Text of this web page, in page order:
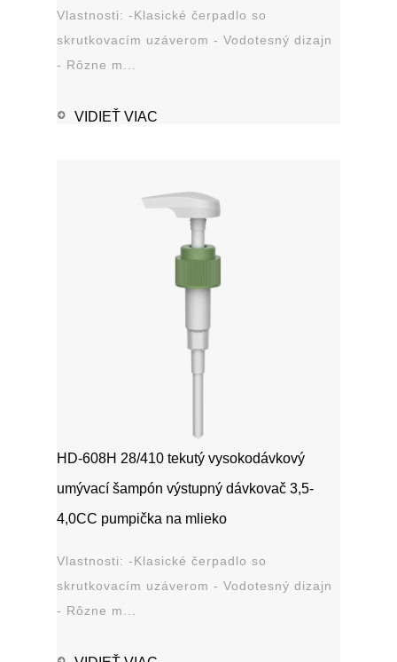
Vlastnosti: -Klasické čerpadlo so
skrutkovacím uzáverom - Vodotesný dizajn
- Rôzne m...
VIDIEŤ VIAC
HD-608H 28/410 tekutý vysokodávkový
umývací šampón výstupný dávkovač 3,5-
4,0CC pumpička na mlieko
Vlastnosti: -Klasické čerpadlo so
skrutkovacím uzáverom - Vodotesný dizajn
- Rôzne m...